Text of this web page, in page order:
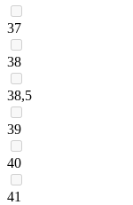
37
38
38,5
39
40
41